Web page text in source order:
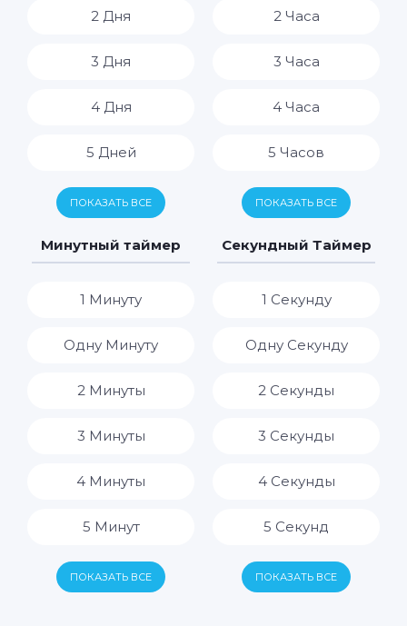
2 Дня
3 Дня
4 Дня
5 Дней
6 Дней
7 Дней
ПОКАЗАТЬ ВСЕ
2 Часа
3 Часа
4 Часа
5 Часов
6 Часов
7 Часов
14 Часов
ПОКАЗАТЬ ВСЕ
Минутный таймер
1 Минуту
Одну Минуту
2 Минуты
3 Минуты
4 Минуты
5 Минут
6 Минут
ПОКАЗАТЬ ВСЕ
Секундный Таймер
1 Секунду
Одну Секунду
2 Секунды
3 Секунды
4 Секунды
5 Секунд
6 Секунд
ПОКАЗАТЬ ВСЕ